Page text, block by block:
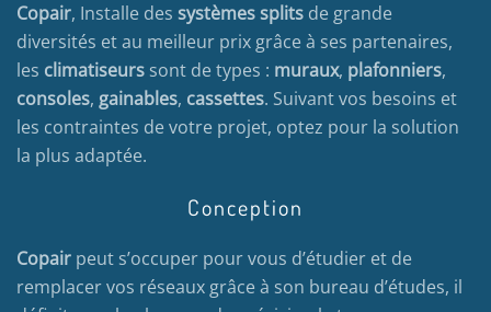
Copair, Installe des systèmes splits de grande
diversités et au meilleur prix grâce à ses partenaires,
les climatiseurs sont de types : muraux, plafonniers,
consoles, gainables, cassettes. Suivant vos besoins et
les contraintes de votre projet, optez pour la solution
la plus adaptée.
Conception
Copair peut s’occuper pour vous d’étudier et de
remplacer vos réseaux grâce à son bureau d’études, il